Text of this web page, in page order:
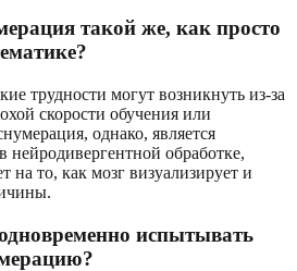
такой же, как просто
трудности могут возникнуть из-за
скорости обучения или
однако, является
обработке,
на то, как мозг визуализирует и
испытывать